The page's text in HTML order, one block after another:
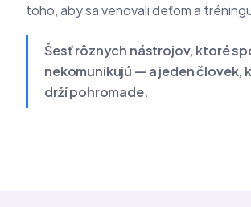
toho, aby sa venovali deťom a
Šesť rôznych nástrojov, ktoré
nekomunikujú — a jeden človek,
drží pohromade.